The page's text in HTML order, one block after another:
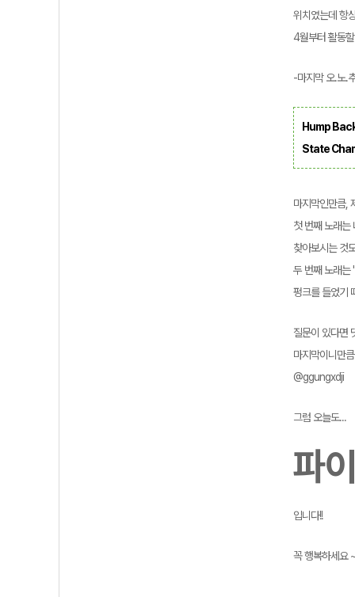
위치였는데 항
4월부터 활동
-마지막 오.노.
Hump Back
State
마지막인만큼,
첫 번째 노래는
찾아보시는 것
두 번째 노래는
펑크를 들었기
질문이 있다면
마지막이니만
@ggungxdji
그럼 오늘도...
파
입니다!!
꼭 행복하세요